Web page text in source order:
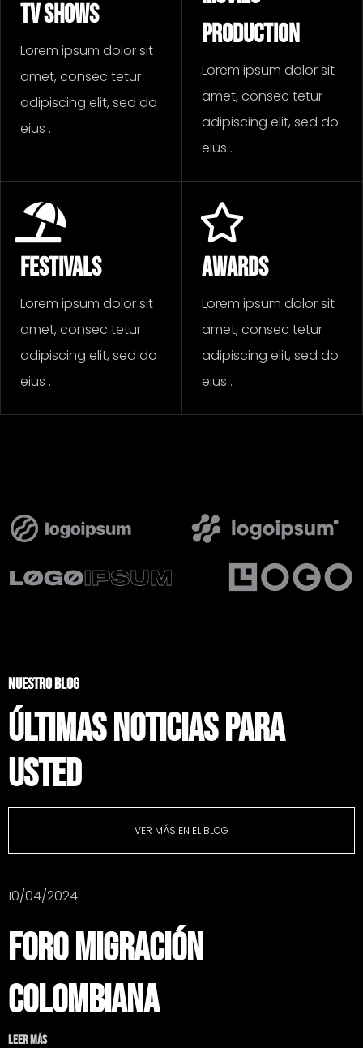
TV SHOWS
Lorem ipsum dolor sit
amet, consec tetur
adipiscing elit, sed do
eius .
PRODUCTION
Lorem ipsum dolor sit
amet, consec tetur
adipiscing elit, sed do
eius .
FESTIVALS
Lorem ipsum dolor sit
amet, consec tetur
adipiscing elit, sed do
eius .
AWARDS
Lorem ipsum dolor sit
amet, consec tetur
adipiscing elit, sed do
eius .
NUESTRO BLOG
ÚLTIMAS NOTICIAS PARA
USTED
VER MÁS EN EL BLOG
10/04/2024
Foro Migración
Colombiana
Leer más